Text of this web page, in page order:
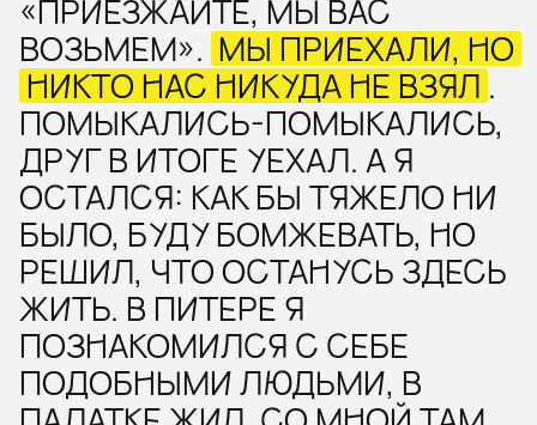
«ПРИЕЗЖАЙТЕ, МЫ ВАС
ВОЗЬМЕМ». МЫ ПРИЕХАЛИ, НО
НИКТО НАС НИКУДА НЕ ВЗЯЛ .
ПОМЫКАЛИСЬ-ПОМЫКАЛИСЬ,
ДРУГ В ИТОГЕ УЕХАЛ. А Я
ОСТАЛСЯ: КАК БЫ ТЯЖЕЛО НИ
БЫЛО, БУДУ БОМЖЕВАТЬ, НО
РЕШИЛ, ЧТО ОСТАНУСЬ ЗДЕСЬ
ЖИТЬ. В ПИТЕРЕ Я
ПОЗНАКОМИЛСЯ С СЕБЕ
ПОДОБНЫМИ ЛЮДЬМИ, В